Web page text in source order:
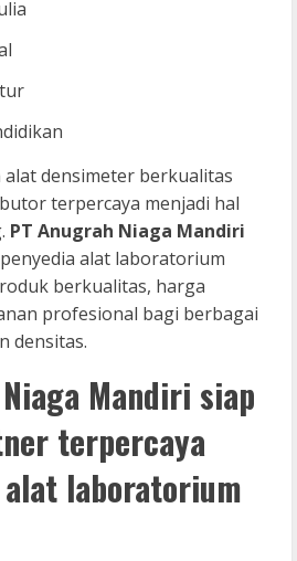
densimeter berkualitas
terpercaya menjadi hal
PT Anugrah Niaga Mandiri
alat laboratorium
berkualitas, harga
profesional bagi berbagai
densitas.
Mandiri siap
terpercaya
laboratorium